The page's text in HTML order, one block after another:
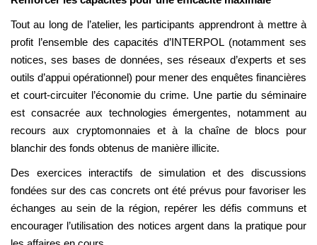
Tout au long de l’atelier, les participants apprendront à mettre à
profit l’ensemble des capacités d’INTERPOL (notamment ses
notices, ses bases de données, ses réseaux d’experts et ses
outils d’appui opérationnel) pour mener des enquêtes financières
et court-circuiter l’économie du crime. Une partie du séminaire
est consacrée aux technologies émergentes, notamment au
recours aux cryptomonnaies et à la chaîne de blocs pour
blanchir des fonds obtenus de manière illicite.
Des exercices interactifs de simulation et des discussions
fondées sur des cas concrets ont été prévus pour favoriser les
échanges au sein de la région, repérer les défis communs et
encourager l’utilisation des notices argent dans la pratique pour